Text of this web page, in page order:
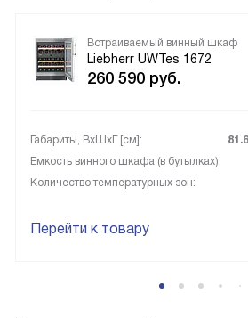
Встраиваемый винный шкаф
Liebherr UWTes 1672
260 590 руб.
Габариты, ВxШxГ [см]:
Емкость винного шкафа (в бутылках):
Количество температурных зон:
Перейти к товару